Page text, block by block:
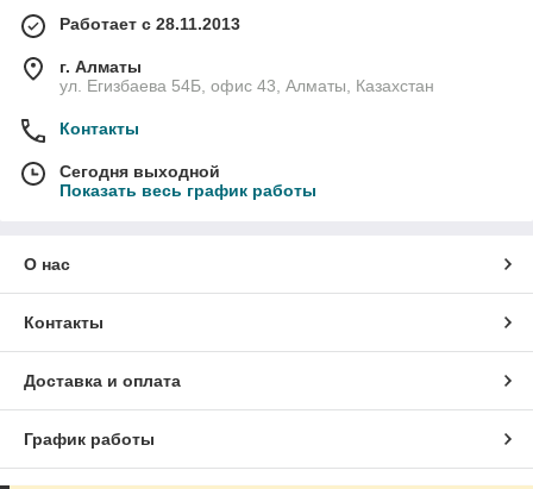
Работает с 28.11.2013
г. Алматы
ул. Егизбаева 54Б, офис 43, Алматы, Казахстан
Контакты
Сегодня выходной
Показать весь график работы
О нас
Контакты
Доставка и оплата
График работы